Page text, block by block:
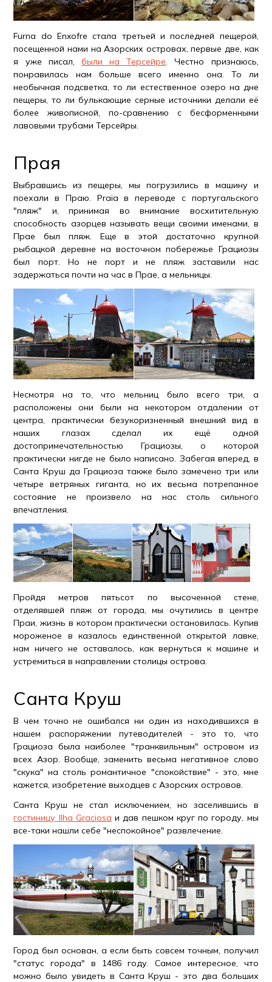
Furna do Enxofre стала третьей и последней пещерой,
посещенной нами на Азорских островах, первые две, как
я уже писал, были на Терсейре. Честно признаюсь,
понравилась нам больше всего именно она. То ли
необычная подсветка, то ли естественное озеро на дне
пещеры, то ли булькающие серные источники делали её
более живописной, по-сравнению с бесформенными
лавовыми трубами Терсейры.
Прая
Выбравшись из пещеры, мы погрузились в машину и
поехали в Праю. Praia в переводе с португальского
"пляж" и, принимая во внимание восхитительную
способность азорцев называть вещи своими именами, в
Прае был пляж. Еще в этой достаточно крупной
рыбацкой деревне на восточном побережье Грациозы
был порт. Но не порт и не пляж заставили нас
задержаться почти на час в Прае, а мельницы.
Несмотря на то, что мельниц было всего три, а
расположены они были на некотором отдалении от
центра, практически безукоризненный внешний вид в
наших глазах сделал их ещё одной
достопримечательностью Грациозы, о которой
практически нигде не было написано. Забегая вперед, в
Санта Круш да Грациоза также было замечено три или
четыре ветряных гиганта, но их весьма потрепанное
состояние не произвело на нас столь сильного
впечатления.
Пройдя метров пятьсот по высоченной стене,
отделявшей пляж от города, мы очутились в центре
Праи, жизнь в котором практически остановилась. Купив
мороженое в казалось единственной открытой лавке,
нам ничего не оставалось, как вернуться к машине и
устремиться в направлении столицы острова.
Санта Круш
В чем точно не ошибался ни один из находившихся в
нашем распоряжении путеводителей - это то, что
Грациоза была наиболее "транквильным" островом из
всех Азор. Вообще, заменить весьма негативное слово
"скука" на столь романтичное "спокойствие" - это, мне
кажется, изобретение выходцев с Азорских островов.
Санта Круш не стал исключением, но заселившись в
гостиницу Ilha Graciosa и дав пешком круг по городу, мы
все-таки нашли себе "неспокойное" развлечение.
Город был основан, а если быть совсем точным, получил
"статус города" в 1486 году. Самое интересное, что
можно было увидеть в Санта Круш - это два больших